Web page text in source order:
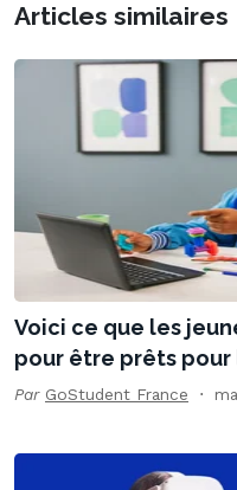
Articles similaires
Voici ce que les
pour être prêts pour
Par GoStudent France